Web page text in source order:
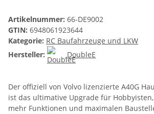
Artikelnummer: 66-DE9002
GTIN: 6948061923644
Kategorie: RC Baufahrzeuge und LKW
Hersteller:
DoubleE
Der offiziell von Volvo lizenzierte A40G
ist das ultimative Upgrade für
mehr Funktionen und maximalen